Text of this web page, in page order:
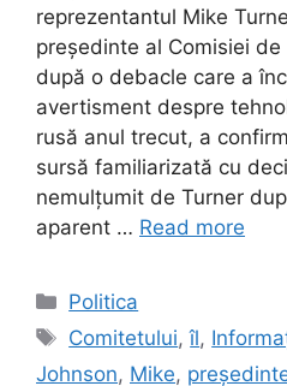
reprezentantul Mike
președinte al Comisiei
după o debacle care a
avertisment despre
rusă anul trecut, a
sursă familiarizată cu
nemulțumit de Turner
aparent … Read more
Categories
Politica
Tags
Comitetului,îl,
Johnson, Mike,